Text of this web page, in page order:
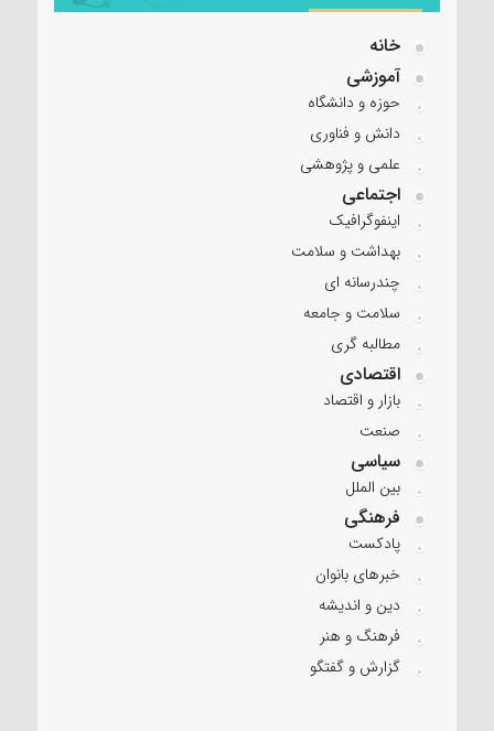
خانه
آموزشی
حوزه و دانشگاه
دانش و فناوری
علمی و پژوهشی
اجتماعی
اینفوگرافیک
بهداشت و سلامت
چندرسانه ای
سلامت و جامعه
مطالبه گری
اقتصادی
بازار و اقتصاد
صنعت
سیاسی
بین الملل
فرهنگی
پادکست
خبرهای بانوان
دین و اندیشه
فرهنگ و هنر
گزارش و گفتگو